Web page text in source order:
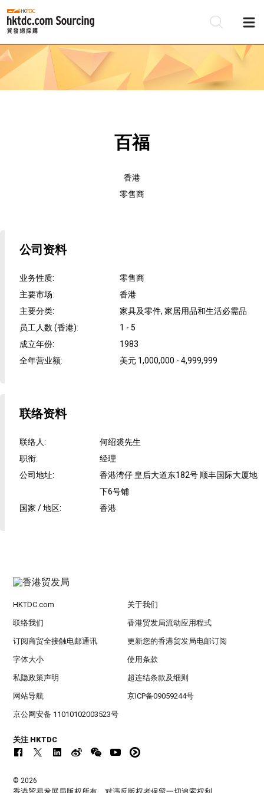
百福
香港
零售商
公司资料
业务性质:
零售商
主要市场:
香港
主要分类:
家具及零件, 家居用品和生活必需品
员工人数 (香港):
1 - 5
成立年份:
1983
全年营业额: 美元 1,000,000 - 4,999,999
联络资料
联络人:
何绍裘先生
职衔:
经理
公司地址:
香港湾仔 皇后大道东182号 顺丰国际大厦地
下6号铺
国家 / 地区: 香港
HKTDC.com 关于我们
联络我们 香港贸发局流动应用程式
订阅商贸全接触电邮通讯 更新您的香港贸发局电邮订阅
字体大小 使用条款
私隐政策声明 超连结条款及细则
网站导航 京ICP备09059244号
京公网安备 11010102003523号
关注 HKTDC
© 2026